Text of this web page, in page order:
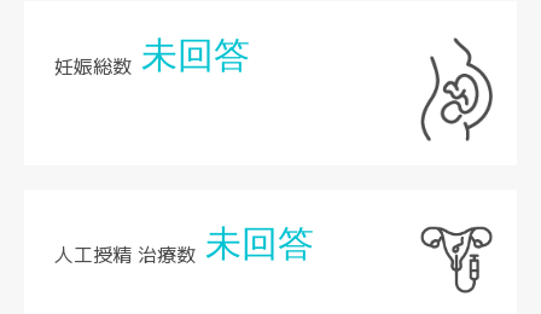
妊娠総数 未回答
人工授精 治療数 未回答